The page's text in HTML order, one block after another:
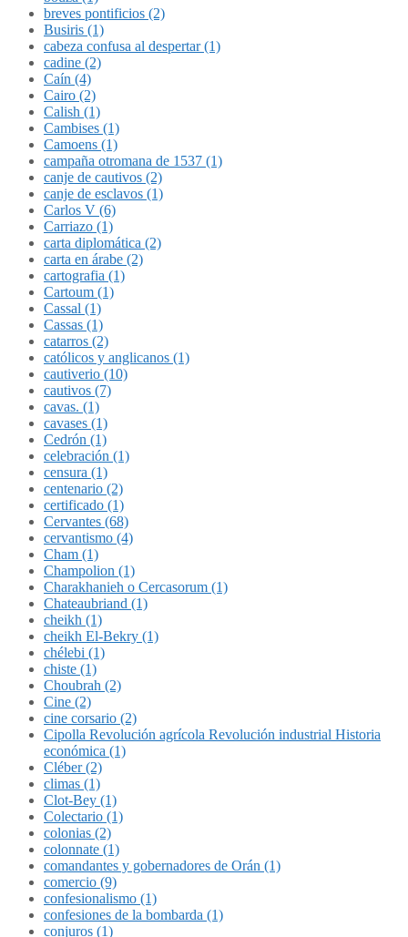
breves pontificios (2)
Busiris (1)
cabeza confusa al despertar (1)
cadine (2)
Caín (4)
Cairo (2)
Calish (1)
Cambises (1)
Camoens (1)
campaña otromana de 1537 (1)
canje de cautivos (2)
canje de esclavos (1)
Carlos V (6)
Carriazo (1)
carta diplomática (2)
carta en árabe (2)
cartografia (1)
Cartoum (1)
Cassal (1)
Cassas (1)
catarros (2)
católicos y anglicanos (1)
cautiverio (10)
cautivos (7)
cavas. (1)
cavases (1)
Cedrón (1)
celebración (1)
censura (1)
centenario (2)
certificado (1)
Cervantes (68)
cervantismo (4)
Cham (1)
Champolion (1)
Charakhanieh o Cercasorum (1)
Chateaubriand (1)
cheikh (1)
cheikh El-Bekry (1)
chélebi (1)
chiste (1)
Choubrah (2)
Cine (2)
cine corsario (2)
Cipolla Revolución agrícola Revolución industrial Historia
económica (1)
Cléber (2)
climas (1)
Clot-Bey (1)
Colectario (1)
colonias (2)
colonnate (1)
comandantes y gobernadores de Orán (1)
comercio (9)
confesionalismo (1)
confesiones de la bombarda (1)
conjuros (1)